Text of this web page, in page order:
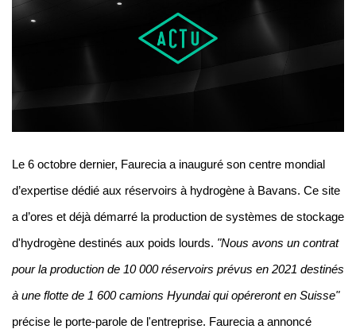
Le 6 octobre dernier, Faurecia a inauguré son centre mondial
d’expertise dédié aux réservoirs à hydrogène à Bavans. Ce site
a d’ores et déjà démarré la production de systèmes de stockage
d'hydrogène destinés aux poids lourds. "Nous avons un contrat
pour la production de 10 000 réservoirs prévus en 2021 destinés
à une flotte de 1 600 camions Hyundai qui opéreront en Suisse"
précise le porte-parole de l'entreprise. Faurecia a annoncé